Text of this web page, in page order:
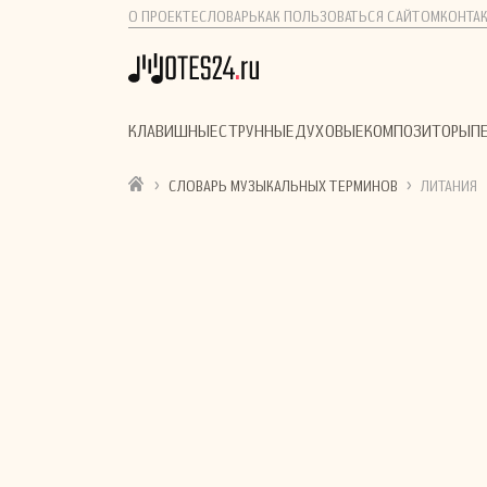
О ПРОЕКТЕСЛОВАРЬ КАК ПОЛЬЗОВАТЬСЯ САЙТОМ
КЛАВИШНЫЕСТРУННЫЕДУХОВЫЕКОМПОЗИТОРЫ
› СЛОВАРЬ МУЗЫКАЛЬНЫХ ТЕРМИНОВ › ЛИТАНИЯ